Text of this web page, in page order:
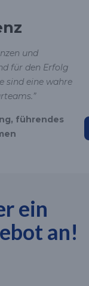
und
für den Erfolg
sind eine wahre
führendes
ein
an!